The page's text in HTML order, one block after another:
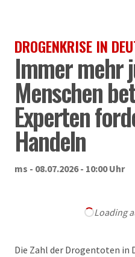
DROGENKRISE IN
Immer mehr
Menschen
Experten
Handeln
ms - 08.07.2026 - 10:00 Uhr
Loading
Die Zahl der Drogentoten in